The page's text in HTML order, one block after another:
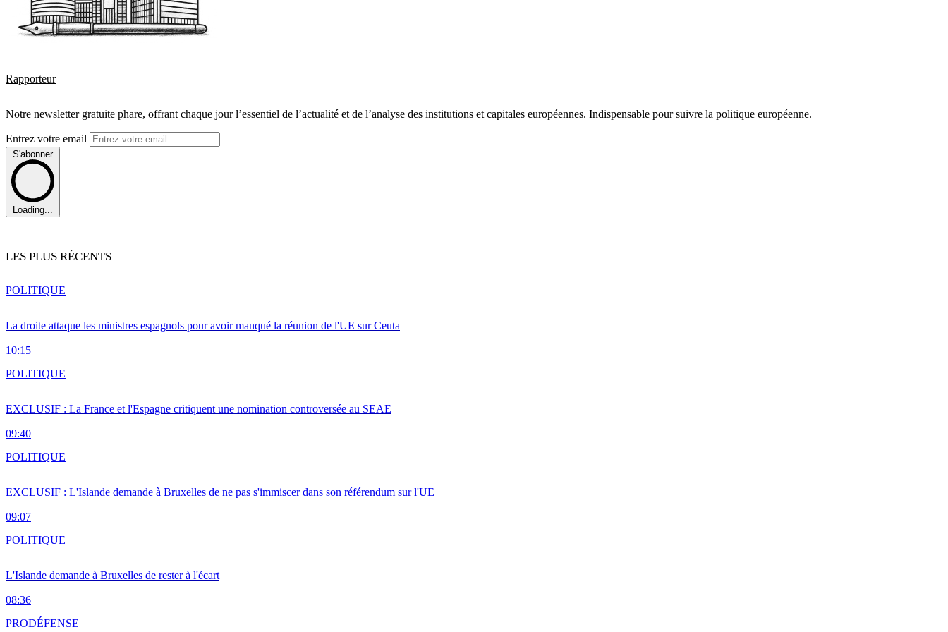
Rapporteur
Notre newsletter gratuite phare, offrant chaque jour l’essentiel de l’actualité et de l’analyse des institutions et capitales européennes. Indispensable pour suivre la politique européenne.
Entrez votre email
S'abonner
Loading...
LES PLUS RÉCENTS
La droite attaque les ministres espagnols pour avoir manqué la réunion de l'UE sur Ceuta
10:15
POLITIQUE
EXCLUSIF : La France et l'Espagne critiquent une nomination controversée au SEAE
09:40
POLITIQUE
EXCLUSIF : L'Islande demande à Bruxelles de ne pas s'immiscer dans son référendum sur l'UE
09:07
POLITIQUE
L'Islande demande à Bruxelles de rester à l'écart
08:36
POLITIQUE
PRODÉFENSE